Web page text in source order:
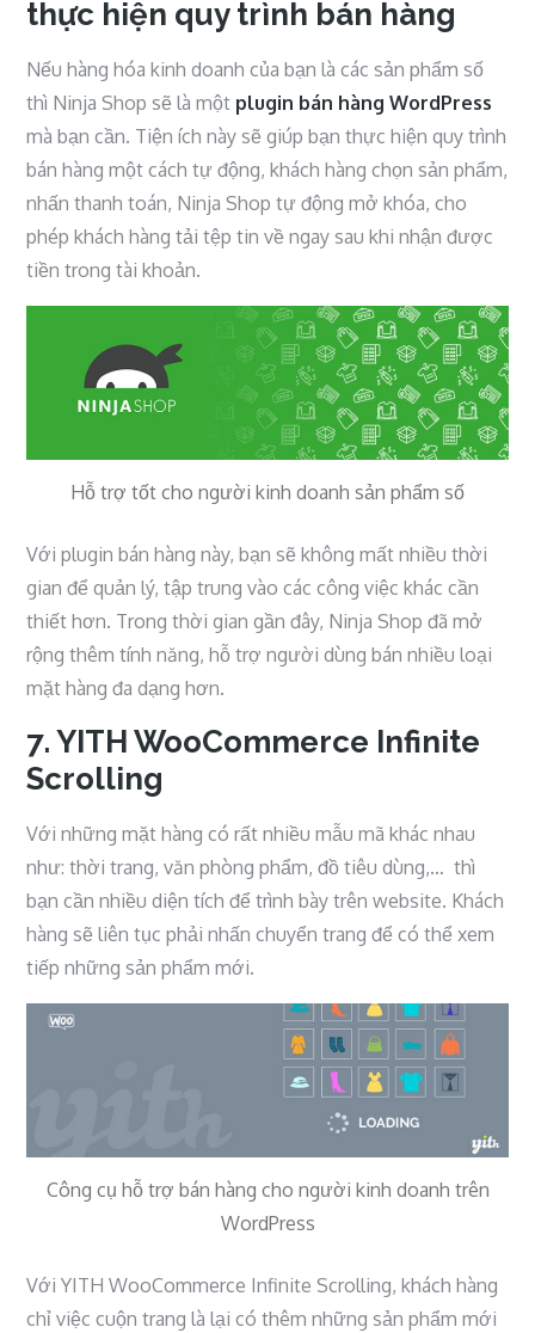
thực hiện quy trình bán hàng
Nếu hàng hóa kinh doanh của bạn là các sản phẩm số
thì Ninja Shop sẽ là một plugin bán hàng WordPress
mà bạn cần. Tiện ích này sẽ giúp bạn thực hiện quy trình
bán hàng một cách tự động, khách hàng chọn sản phẩm,
nhấn thanh toán, Ninja Shop tự động mở khóa, cho
phép khách hàng tải tệp tin về ngay sau khi nhận được
tiền trong tài khoản.
Hỗ trợ tốt cho người kinh doanh sản phẩm số
Với plugin bán hàng này, bạn sẽ không mất nhiều thời
gian để quản lý, tập trung vào các công việc khác cần
thiết hơn. Trong thời gian gần đây, Ninja Shop đã mở
rộng thêm tính năng, hỗ trợ người dùng bán nhiều loại
mặt hàng đa dạng hơn.
7. YITH WooCommerce Infinite
Scrolling
Với những mặt hàng có rất nhiều mẫu mã khác nhau
như: thời trang, văn phòng phẩm, đồ tiêu dùng,… thì
bạn cần nhiều diện tích để trình bày trên website. Khách
hàng sẽ liên tục phải nhấn chuyển trang để có thể xem
tiếp những sản phẩm mới.
Công cụ hỗ trợ bán hàng cho người kinh doanh trên
WordPress
Với YITH WooCommerce Infinite Scrolling, khách hàng
chỉ việc cuộn trang là lại có thêm những sản phẩm mới